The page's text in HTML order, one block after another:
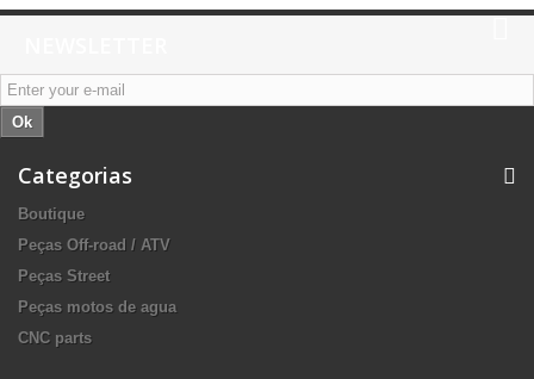
Ok
Categorias
Boutique
Peças Off-road / ATV
Peças Street
Peças motos de agua
CNC parts